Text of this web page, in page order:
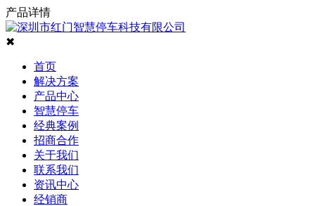
产品详情
✖
首页
解决方案
产品中心
智慧停车
经典案例
招商合作
关于我们
联系我们
资讯中心
经销商